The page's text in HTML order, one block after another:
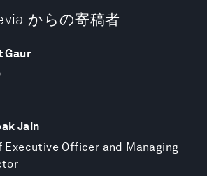
からの寄稿者
Gaur
Jain
Executive Officer and Managing